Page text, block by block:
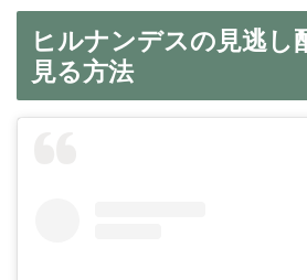
ヒルナンデスの見逃し
見る方法